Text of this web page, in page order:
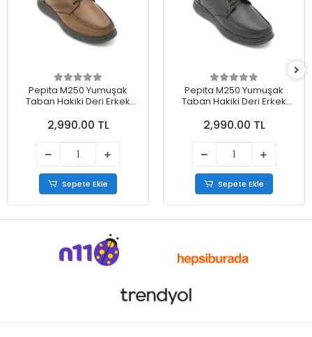
Pepita M250 Yumuşak
Taban Hakiki Deri Erkek
Taba
2,990.00 TL
Sepete Ekle
Pepita M250 Yumuşak
Taban Hakiki Deri Erkek
Siyah
2,990.00 TL
Sepete Ekle